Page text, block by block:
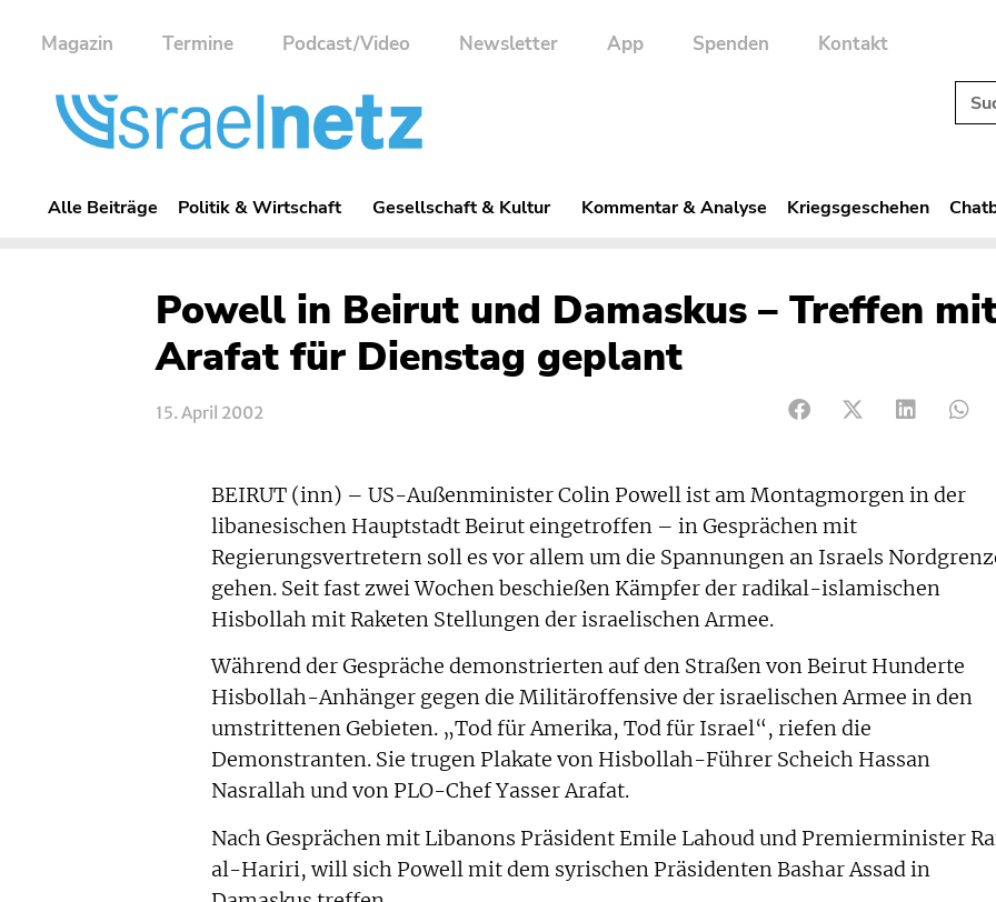
Magazin Termine Podcast/Video Newsletter App Spenden Kontakt
Alle Beiträge Politik & Wirtschaft Gesellschaft & Kultur Kommentar & Analyse Kriegsgeschehen
Powell in Beirut und Damaskus – Treffen
Arafat für Dienstag geplant
15. April 2002
BEIRUT (inn) – US-Außenminister Colin Powell ist am Montagmorgen in der
libanesischen Hauptstadt Beirut eingetroffen – in Gesprächen mit
Regierungsvertretern soll es vor allem um die Spannungen an Israels
gehen. Seit fast zwei Wochen beschießen Kämpfer der radikal-islamischen
Hisbollah mit Raketen Stellungen der israelischen Armee.
Während der Gespräche demonstrierten auf den Straßen von Beirut Hunderte
Hisbollah-Anhänger gegen die Militäroffensive der israelischen Armee in den
umstrittenen Gebieten. „Tod für Amerika, Tod für Israel“, riefen die
Demonstranten. Sie trugen Plakate von Hisbollah-Führer Scheich Hassan
Nasrallah und von PLO-Chef Yasser Arafat.
Nach Gesprächen mit Libanons Präsident Emile Lahoud und Premierminister
al-Hariri, will sich Powell mit dem syrischen Präsidenten Bashar Assad in